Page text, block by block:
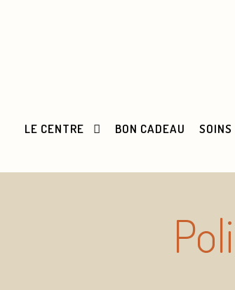
LE CENTRE BON CADEAU SOINS